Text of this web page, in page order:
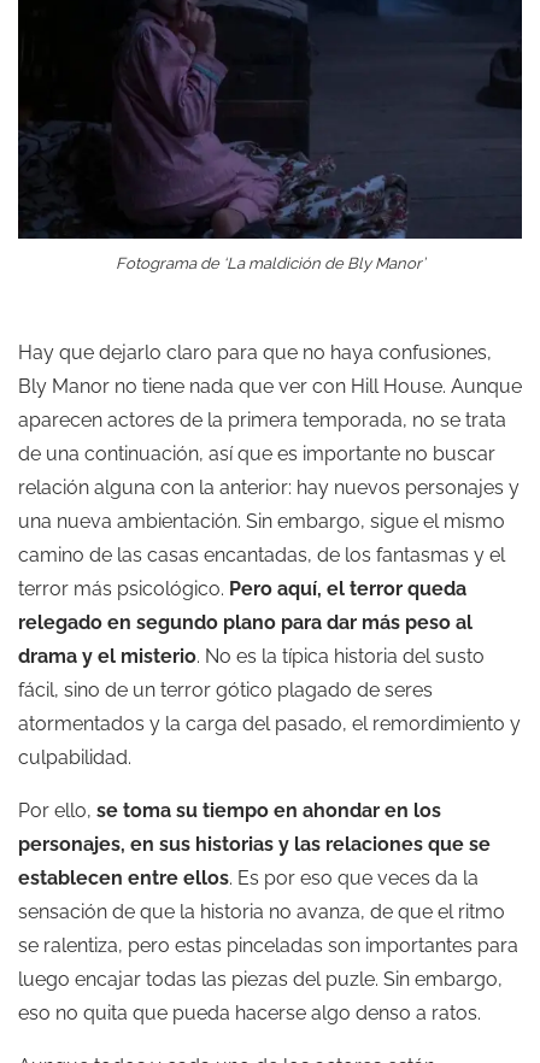
Fotograma de ‘La maldición de Bly Manor’
Hay que dejarlo claro para que no haya confusiones,
Bly Manor no tiene nada que ver con Hill House. Aunque
aparecen actores de la primera temporada, no se trata
de una continuación, así que es importante no buscar
relación alguna con la anterior: hay nuevos personajes y
una nueva ambientación. Sin embargo, sigue el mismo
camino de las casas encantadas, de los fantasmas y el
terror más psicológico. Pero aquí, el terror queda
relegado en segundo plano para dar más peso al
drama y el misterio. No es la típica historia del susto
fácil, sino de un terror gótico plagado de seres
atormentados y la carga del pasado, el remordimiento y
culpabilidad.
Por ello, se toma su tiempo en ahondar en los
personajes, en sus historias y las relaciones que se
establecen entre ellos. Es por eso que veces da la
sensación de que la historia no avanza, de que el ritmo
se ralentiza, pero estas pinceladas son importantes para
luego encajar todas las piezas del puzle. Sin embargo,
eso no quita que pueda hacerse algo denso a ratos.